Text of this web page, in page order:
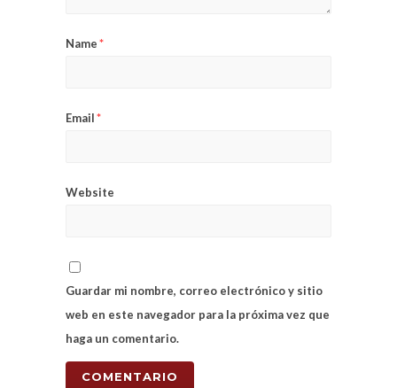
Name*
Email*
Website
Guardar mi nombre, correo electrónico y sitio
web en este navegador para la próxima vez que
haga un comentario.